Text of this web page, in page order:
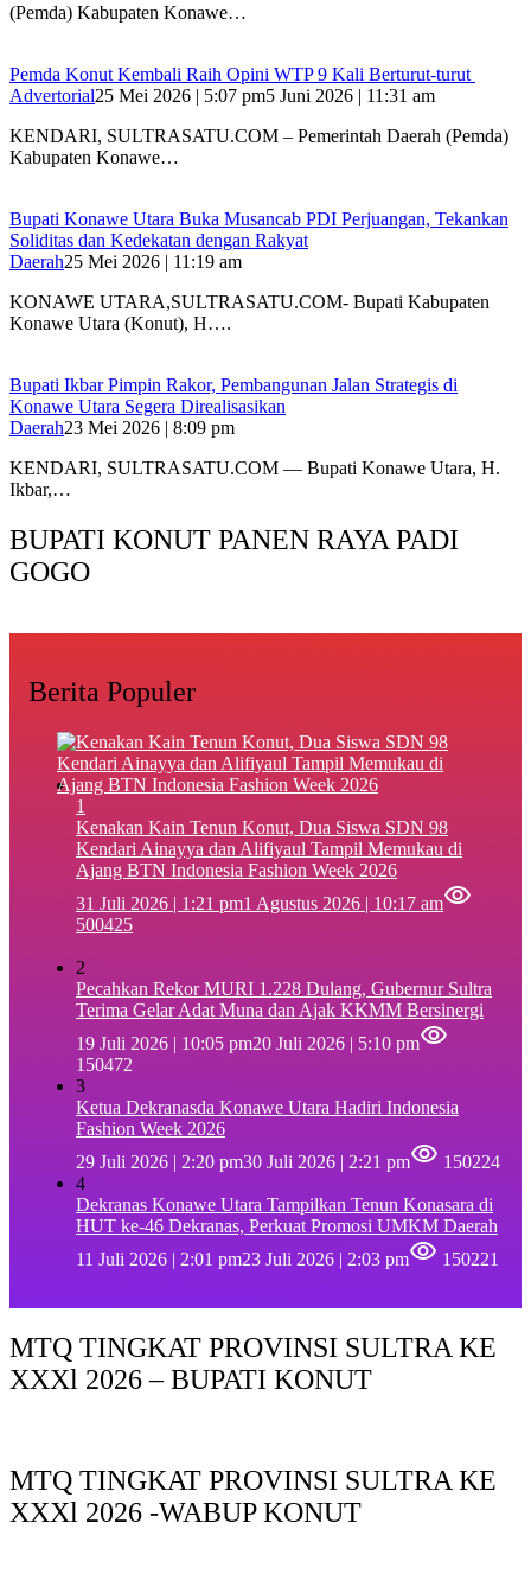
(Pemda) Kabupaten Konawe…
Pemda Konut Kembali Raih Opini WTP 9 Kali Berturut-turut
Advertorial25 Mei 2026 | 5:07 pm5 Juni 2026 | 11:31 am
KENDARI, SULTRASATU.COM – Pemerintah Daerah (Pemda)
Kabupaten Konawe…
Bupati Konawe Utara Buka Musancab PDI Perjuangan, Tekankan
Soliditas dan Kedekatan dengan Rakyat
Daerah25 Mei 2026 | 11:19 am
KONAWE UTARA,SULTRASATU.COM- Bupati Kabupaten
Konawe Utara (Konut), H….
Bupati Ikbar Pimpin Rakor, Pembangunan Jalan Strategis di
Konawe Utara Segera Direalisasikan
Daerah23 Mei 2026 | 8:09 pm
KENDARI, SULTRASATU.COM — Bupati Konawe Utara, H.
Ikbar,…
BUPATI KONUT PANEN RAYA PADI
GOGO
Berita Populer
1
‎Kenakan Kain Tenun Konut, Dua Siswa SDN 98
Kendari Ainayya dan Alifiyaul Tampil Memukau di
Ajang BTN Indonesia Fashion Week 2026
31 Juli 2026 | 1:21 pm1 Agustus 2026 | 10:17 am
500425
2
Pecahkan Rekor MURI 1.228 Dulang, Gubernur Sultra
Terima Gelar Adat Muna dan Ajak KKMM Bersinergi
19 Juli 2026 | 10:05 pm20 Juli 2026 | 5:10 pm
150472
3
Ketua Dekranasda Konawe Utara Hadiri Indonesia
Fashion Week 2026
29 Juli 2026 | 2:20 pm30 Juli 2026 | 2:21 pm
150224
4
Dekranas Konawe Utara Tampilkan Tenun Konasara di
HUT ke-46 Dekranas, Perkuat Promosi UMKM Daerah
11 Juli 2026 | 2:01 pm23 Juli 2026 | 2:03 pm 150221
MTQ TINGKAT PROVINSI SULTRA KE
XXXl 2026 – BUPATI KONUT
MTQ TINGKAT PROVINSI SULTRA KE
XXXl 2026 -WABUP KONUT